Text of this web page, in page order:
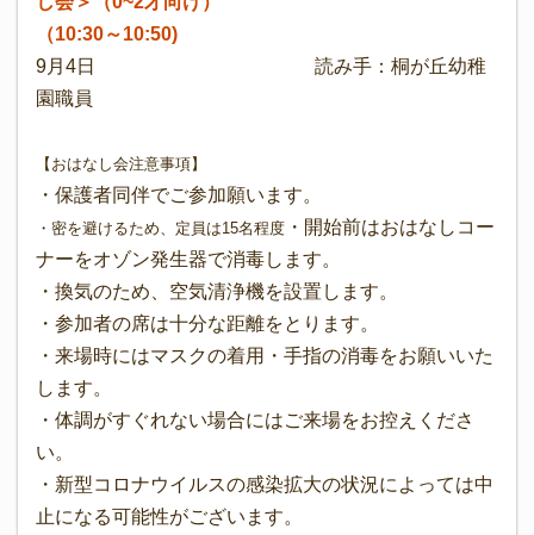
（10:30～10:50)
9月4日 読み手：桐が丘幼稚
園職員
【おはなし会注意事項】
・保護者同伴でご参加願います。
・密を避けるため、定員は15名程度 ・開始前はおはなしコー
ナーをオゾン発生器で消毒します。
・換気のため、空気清浄機を設置します。
・参加者の席は十分な距離をとります。
・来場時にはマスクの着用・手指の消毒をお願いいた
します。
・体調がすぐれない場合にはご来場をお控えくださ
い。
・新型コロナウイルスの感染拡大の状況によっては中
止になる可能性がございます。